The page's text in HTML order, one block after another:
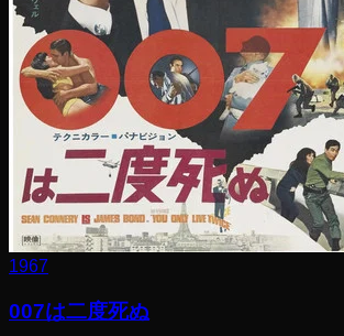
1967
007は二度死ぬ